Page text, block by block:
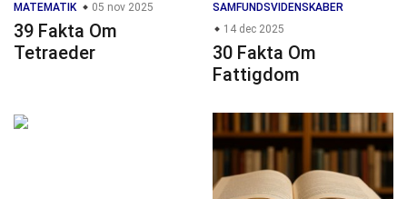
MATEMATIK 05 nov 2025
39 Fakta Om
Tetraeder
SAMFUNDSVIDENSKABER
14 dec 2025
30 Fakta Om
Fattigdom